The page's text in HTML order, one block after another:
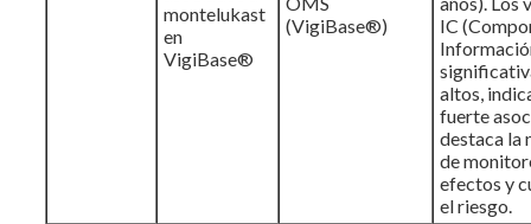
montelukast
en
VigiBase®
(VigiBase®)
IC
altos,
fuerte
destaca la
de
efectos y
el riesgo.